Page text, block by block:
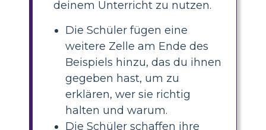
deinem Unterricht zu nutzen.
Die Schüler fügen eine
weitere Zelle am Ende des
Beispiels hinzu, das du ihnen
gegeben hast, um zu
erklären, wer sie richtig
halten und warum.
Die Schüler schaffen ihre